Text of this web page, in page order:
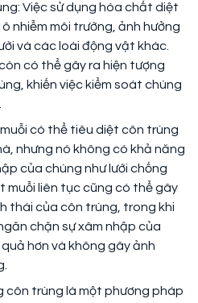
Việc sử dụng hóa chất diệt
nhiễm môi trường, ảnh hưởng
và các loài động vật khác.
có thể gây ra hiện tượng
khiến việc kiểm soát chúng
có thể tiêu diệt côn trùng
nhưng nó không có khả năng
của chúng như lưới chống
muỗi liên tục cũng có thể gây
thái của côn trùng, trong khi
chặn sự xâm nhập của
hơn và không gây ảnh
côn trùng là một phương pháp